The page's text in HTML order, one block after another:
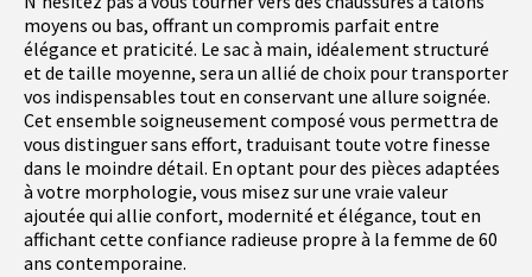
moyens ou bas, offrant un compromis parfait entre
élégance et praticité. Le sac à main, idéalement structuré
et de taille moyenne, sera un allié de choix pour transporter
vos indispensables tout en conservant une allure soignée.
Cet ensemble soigneusement composé vous permettra de
vous distinguer sans effort, traduisant toute votre finesse
dans le moindre détail. En optant pour des pièces adaptées
à votre morphologie, vous misez sur une vraie valeur
ajoutée qui allie confort, modernité et élégance, tout en
affichant cette confiance radieuse propre à la femme de 60
ans contemporaine.